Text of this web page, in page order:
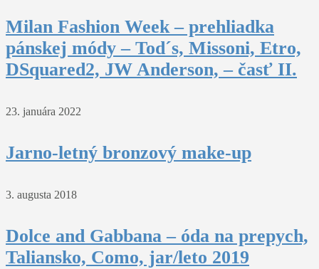
Milan Fashion Week – prehliadka
pánskej módy – Tod´s, Missoni, Etro,
DSquared2, JW Anderson, – časť II.
23. januára 2022
Jarno-letný bronzový make-up
3. augusta 2018
Dolce and Gabbana – óda na prepych,
Taliansko, Como, jar/leto 2019